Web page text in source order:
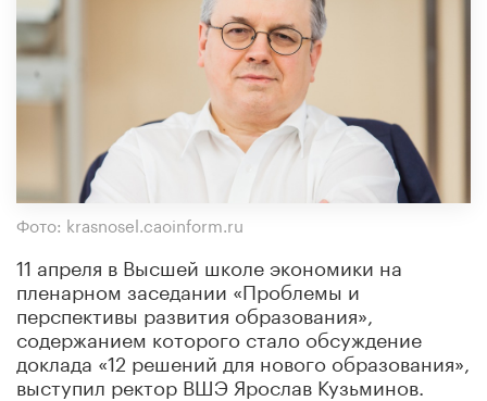
Фото: krasnosel.caoinform.ru
11 апреля в Высшей школе экономики на
пленарном заседании «Проблемы и
перспективы развития образования»,
содержанием которого стало обсуждение
доклада «12 решений для нового образования»,
выступил ректор ВШЭ Ярослав Кузьминов.